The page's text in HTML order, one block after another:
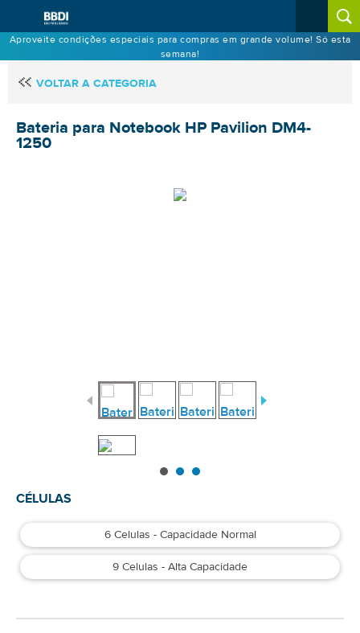
Aproveite condições especiais para compras em grande volume! Só esta
semana!
VOLTAR A CATEGORIA
Bateria para Notebook HP Pavilion DM4-
1250
CÉLULAS
6 Celulas - Capacidade Normal
9 Celulas - Alta Capacidade